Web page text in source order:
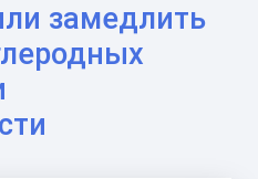
замедлить